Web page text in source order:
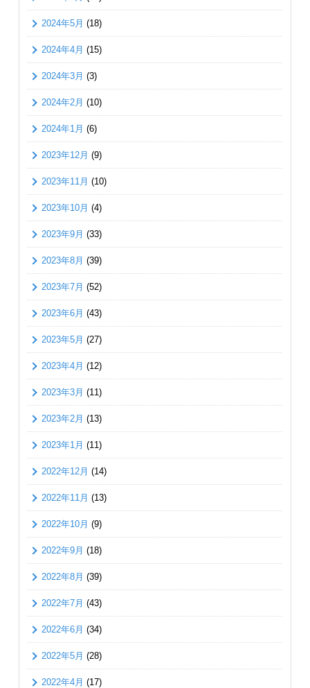
2024年5月 (18)
2024年4月 (15)
2024年3月 (3)
2024年2月 (10)
2024年1月 (6)
2023年12月 (9)
2023年11月 (10)
2023年10月 (4)
2023年9月 (33)
2023年8月 (39)
2023年7月 (52)
2023年6月 (43)
2023年5月 (27)
2023年4月 (12)
2023年3月 (11)
2023年2月 (13)
2023年1月 (11)
2022年12月 (14)
2022年11月 (13)
2022年10月 (9)
2022年9月 (18)
2022年8月 (39)
2022年7月 (43)
2022年6月 (34)
2022年5月 (28)
2022年4月 (17)